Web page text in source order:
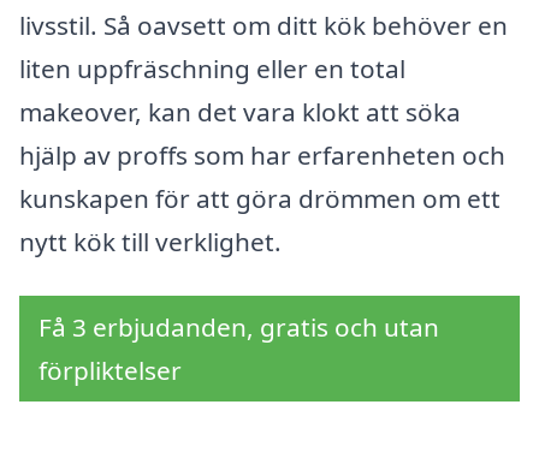
livsstil. Så oavsett om ditt kök behöver en
liten uppfräschning eller en total
makeover, kan det vara klokt att söka
hjälp av proffs som har erfarenheten och
kunskapen för att göra drömmen om ett
nytt kök till verklighet.
Få 3 erbjudanden, gratis och utan
förpliktelser